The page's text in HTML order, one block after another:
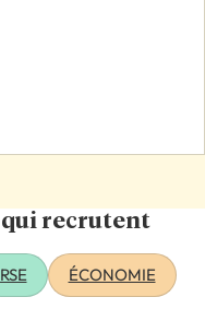
qui recrutent
RSE ÉCONOMIE